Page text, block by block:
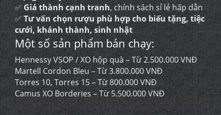
✅Giá thành cạnh tranh, chính sách sỉ lẻ hấp dẫn
✅Tư vấn chọn rượu phù hợp cho biếu tặng, tiệc
cưới, khánh thành, sinh nhật
Một số sản phẩm bán chạy:
Hennessy VSOP / XO hộp quà – Từ 2.500.000 VNĐ
Martell Cordon Bleu – Từ 3.800.000 VNĐ
Torres 10, Torres 15 – Từ 800.000 VNĐ
Camus XO Borderies – Từ 5.500.000 VNĐ